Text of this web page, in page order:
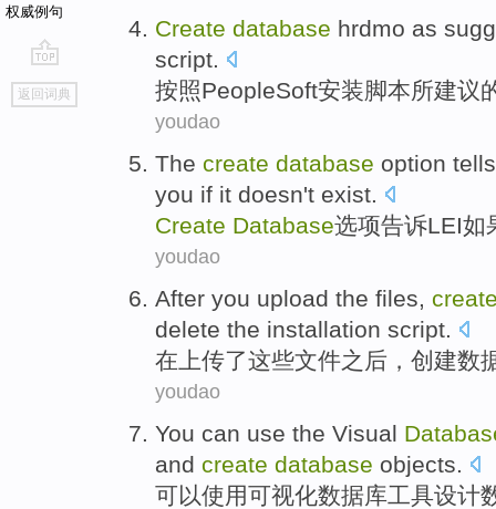
权威例句
go
top
返回词典
Create database hrdmo as
script.
按照PeopleSoft安装脚本所建议
youdao
The create database option tells
you if it doesn't exist.
Create Database选项告诉LEI如
youdao
After you upload the files,
delete the installation script.
在 上传了这些文件之后， 创建数
youdao
You can use the Visual
and create database objects.
可以使用可视化数据库工具设计